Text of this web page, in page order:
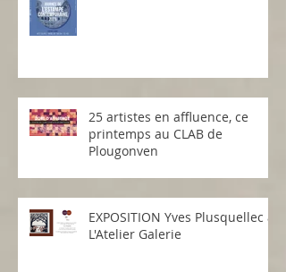
25 artistes en affluence, ce
printemps au CLAB de
Plougonven
EXPOSITION Yves Plusquellec à
L'Atelier Galerie